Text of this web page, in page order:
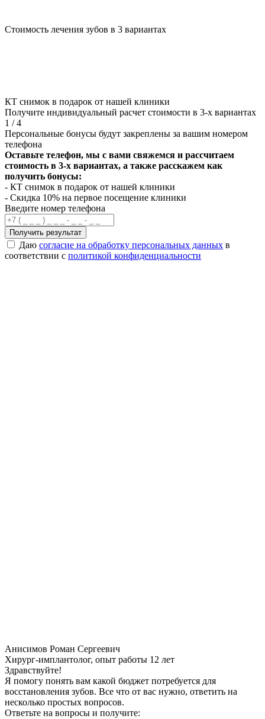
Стоимость лечения зубов в 3 вариантах
КТ снимок в подарок от нашей клиники
Получите индивидуальный расчет стоимости в 3-х вариантах
1 / 4
Персональные бонусы будут закреплены за вашим номером
телефона
Оставьте телефон, мы с вами свяжемся и рассчитаем
стоимость в 3-х вариантах, а также расскажем как
получить бонусы:
- КТ снимок в подарок от нашей клиники
- Скидка 10% на первое посещение клиники
Введите номер телефона
Получить результат
Даю согласие на обработку персональных данных в
соответствии с политикой конфиденциальности
Анисимов Роман Сергеевич
Хирург-имплантолог, опыт работы 12 лет
Здравствуйте!
Я помогу понять вам какой бюджет потребуется для
восстановления зубов. Все что от вас нужно, ответить на
несколько простых вопросов.
Ответьте на вопросы и получите: